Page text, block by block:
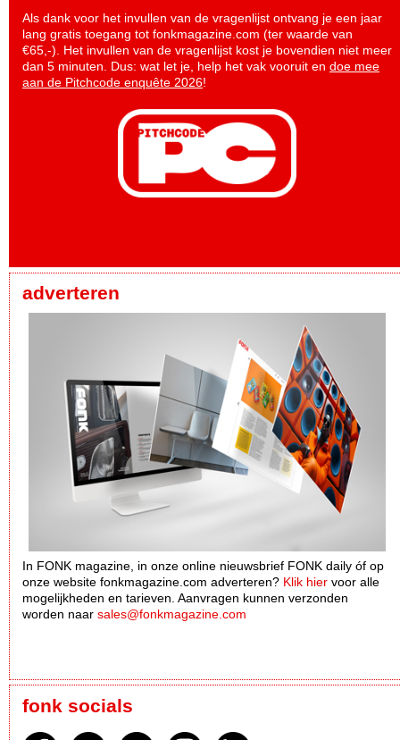
Als dank voor het invullen van de vragenlijst ontvang je een jaar
lang gratis toegang tot fonkmagazine.com (ter waarde van
€65,-). Het invullen van de vragenlijst kost je bovendien niet meer
dan 5 minuten. Dus: wat let je, help het vak vooruit en doe mee
aan de Pitchcode enquête 2026!
adverteren
In FONK magazine, in onze online nieuwsbrief FONK daily óf op
onze website fonkmagazine.com adverteren? Klik hier voor alle
mogelijkheden en tarieven. Aanvragen kunnen verzonden
worden naar sales@fonkmagazine.com
fonk socials